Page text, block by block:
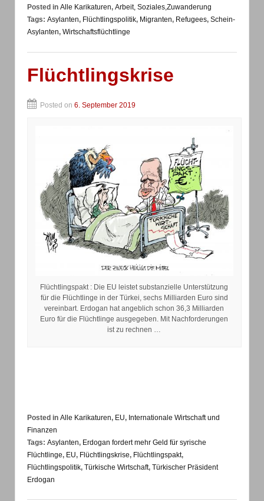
Posted in Alle Karikaturen, Arbeit, Soziales,Zuwanderung
Tags: Asylanten, Flüchtlingspolitik, Migranten, Refugees, Schein-
Asylanten, Wirtschaftsflüchtlinge
Flüchtlingskrise
Posted on 6. September 2019
Flüchtlingspakt : Die EU leistet substanzielle Unterstützung
für die Flüchtlinge in der Türkei, sechs Milliarden Euro sind
vereinbart. Erdogan hat angeblich schon 36,3 Milliarden
Euro für die Flüchtlinge ausgegeben. Mit Nachforderungen
ist zu rechnen …
Posted in Alle Karikaturen, EU, Internationale Wirtschaft und
Finanzen
Tags: Asylanten, Erdogan fordert mehr Geld für syrische
Flüchtlinge, EU, Flüchtlingskrise, Flüchtlingspakt,
Flüchtlingspolitik, Türkische Wirtschaft, Türkischer Präsident
Erdogan